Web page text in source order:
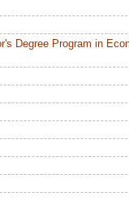
Degree Program in